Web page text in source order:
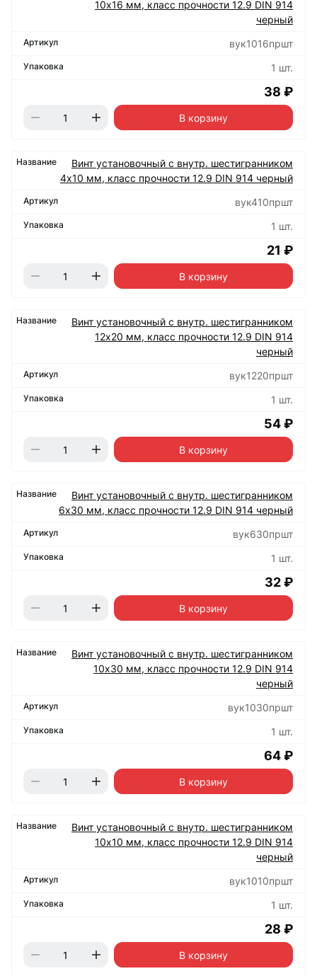
10х16 мм, класс прочности 12.9 DIN 914
черный
вук1016пршт
1 шт.
38 ₽
В корзину
Винт установочный с внутр. шестигранником
4х10 мм, класс прочности 12.9 DIN 914 черный
вук410пршт
1 шт.
21 ₽
В корзину
Винт установочный с внутр. шестигранником
12х20 мм, класс прочности 12.9 DIN 914
черный
вук1220пршт
1 шт.
54 ₽
В корзину
Винт установочный с внутр. шестигранником
6х30 мм, класс прочности 12.9 DIN 914 черный
вук630пршт
1 шт.
32 ₽
В корзину
Винт установочный с внутр. шестигранником
10х30 мм, класс прочности 12.9 DIN 914
черный
вук1030пршт
1 шт.
64 ₽
В корзину
Винт установочный с внутр. шестигранником
10х10 мм, класс прочности 12.9 DIN 914
черный
вук1010пршт
1 шт.
28 ₽
В корзину